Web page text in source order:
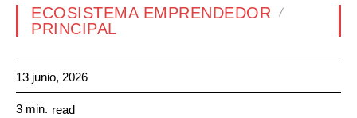
ECOSISTEMA EMPRENDEDOR
PRINCIPAL
13 junio, 2026
3 min. read